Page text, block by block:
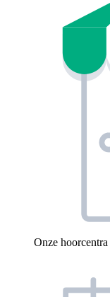
Onze hoorcentra